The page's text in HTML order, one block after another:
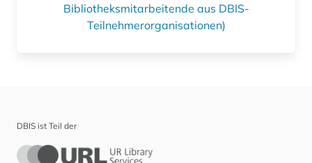
Bibliotheksmitarbeitende aus DBIS-
Teilnehmerorganisationen)
DBIS ist Teil der